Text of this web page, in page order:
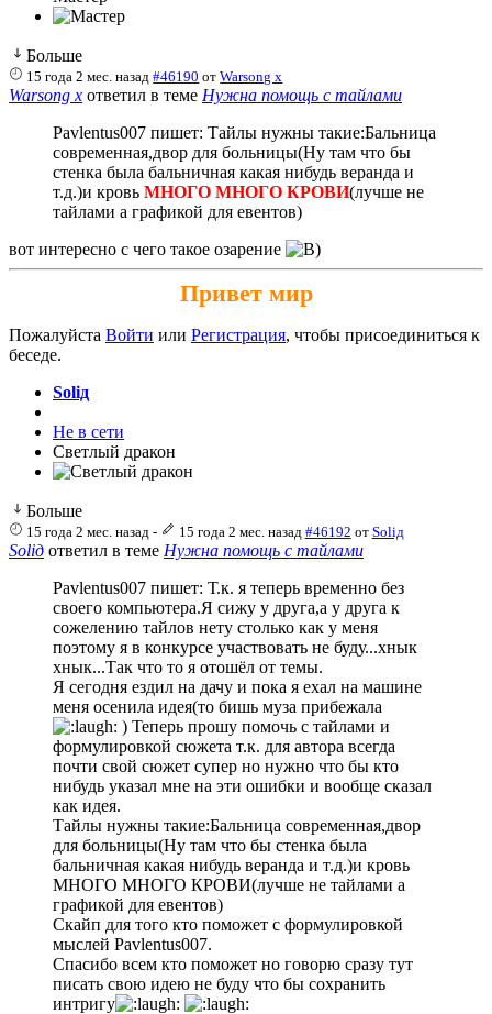
Больше
15 года 2 мес. назад #46190 отWarsong x
Warsong x ответил в теме Нужна помощь с тайлами
Pavlentus007 пишет: Тайлы нужны такие:Бальница
современная,двор для больницы(Ну там что бы
стенка была бальничная какая нибудь веранда и
т.д.)и кровь МНОГО МНОГО КРОВИ(лучше не
тайлами а графикой для евентов)
вот интересно с чего такое озарение
Привет мир
Пожалуйста Войти или Регистрация, чтобы присоединиться к
беседе.
Soliд
Не в сети
Светлый дракон
Больше
15 года 2 мес. назад - 15 года 2 мес. назад #46192 от Soliд
Soliд ответил в теме Нужна помощь с тайлами
Pavlentus007 пишет: Т.к. я теперь временно без
своего компьютера.Я сижу у друга,а у друга к
сожелению тайлов нету столько как у меня
поэтому я в конкурсе участвовать не буду...хнык
хнык...Так что то я отошёл от темы.
Я сегодня ездил на дачу и пока я ехал на машине
меня осенила идея(то бишь муза прибежала
) Теперь прошу помочь с тайлами и
формулировкой сюжета т.к. для автора всегда
почти свой сюжет супер но нужно что бы кто
нибудь указал мне на эти ошибки и вообще сказал
как идея.
Тайлы нужны такие:Бальница современная,двор
для больницы(Ну там что бы стенка была
бальничная какая нибудь веранда и т.д.)и кровь
МНОГО МНОГО КРОВИ(лучше не тайлами а
графикой для евентов)
Скайп для того кто поможет с формулировкой
мыслей Pavlentus007.
Спасибо всем кто поможет но говорю сразу тут
писать свою идею не буду что бы сохранить
интригу